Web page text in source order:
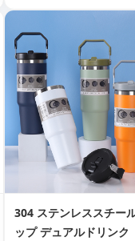
304 ステンレススチー
ップ デュアルドリンク